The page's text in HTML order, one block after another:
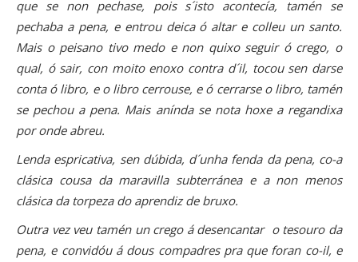
que se non pechase, pois s´isto acontecía, tamén se
pechaba a pena, e entrou deica ó altar e colleu un santo.
Mais o peisano tivo medo e non quixo seguir ó crego, o
qual, ó sair, con moito enoxo contra d´il, tocou sen darse
conta ó libro, e o libro cerrouse, e ó cerrarse o libro, tamén
se pechou a pena. Mais anínda se nota hoxe a regandixa
por onde abreu.
Lenda espricativa, sen dúbida, d´unha fenda da pena, co-a
clásica cousa da maravilla subterránea e a non menos
clásica da torpeza do aprendiz de bruxo.
Outra vez veu tamén un crego á desencantar o tesouro da
pena, e convidóu á dous compadres pra que foran co-il, e